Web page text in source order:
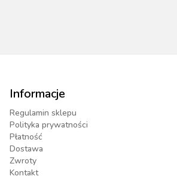
Informacje
Regulamin sklepu
Polityka prywatności
Płatność
Dostawa
Zwroty
Kontakt